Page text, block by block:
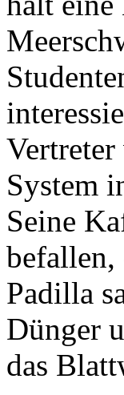
System
Seine
befallen,
Padilla
Dünger
das